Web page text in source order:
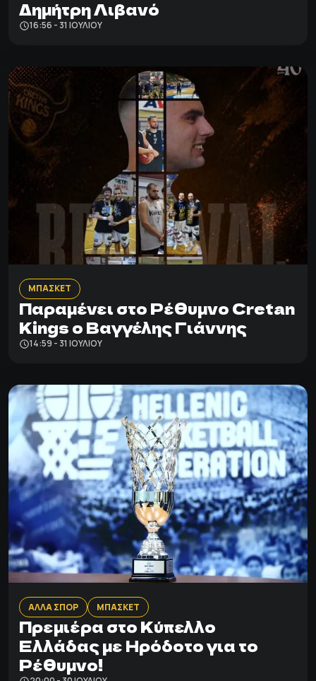
Δημήτρη Λιβανό
16:56 - 31 ΙΟΥΛΊΟΥ
ΜΠΑΣΚΕΤ
Παραμένει στο Ρέθυμνο Cretan
Kings ο Βαγγέλης Γιάννης
14:59 - 31 ΙΟΥΛΊΟΥ
ΑΛΛΑ ΣΠΟΡ ΜΠΑΣΚΕΤ
Πρεμιέρα στο Κύπελλο
Ελλάδας με Ηρόδοτο για το
Ρέθυμνο!